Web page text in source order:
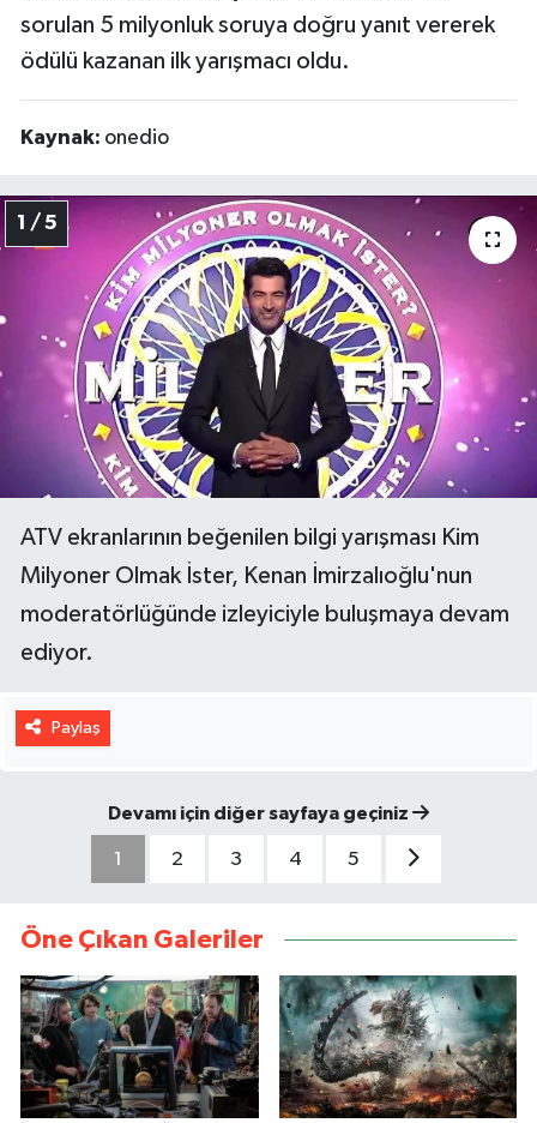
sorulan 5 milyonluk soruya doğru yanıt vererek
ödülü kazanan ilk yarışmacı oldu.
Kaynak: onedio
1 / 5
ATV ekranlarının beğenilen bilgi yarışması Kim
Milyoner Olmak İster, Kenan İmirzalıoğlu'nun
moderatörlüğünde izleyiciyle buluşmaya devam
ediyor.
Paylaş
Devamı için diğer sayfaya geçiniz
1 2 3 4 5
Öne Çıkan Galeriler